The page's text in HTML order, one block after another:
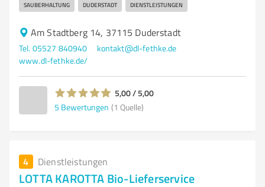
SAUBERHALTUNG DUDERSTADT DIENSTLEISTUNGEN
Am Stadtberg 14, 37115 Duderstadt
Tel. 05527 840940
kontakt@dl-fethke.de
www.dl-fethke.de/
5,00 / 5,00
5 Bewertungen (1 Quelle)
4 Dienstleistungen
LOTTA KAROTTA Bio-Lieferservice